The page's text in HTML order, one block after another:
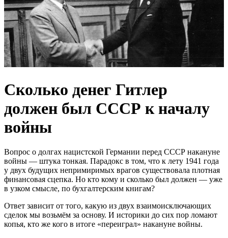
Сколько денег Гитлер
должен был СССР к началу
войны
Вопрос о долгах нацистской Германии перед СССР накануне
войны — штука тонкая. Парадокс в том, что к лету 1941 года
у двух будущих непримиримых врагов существовала плотная
финансовая сцепка. Но кто кому и сколько был должен — уже
в узком смысле, по бухгалтерским книгам?
Ответ зависит от того, какую из двух взаимоисключающих
сделок мы возьмём за основу. И историки до сих пор ломают
копья, кто же кого в итоге «переиграл» накануне войны.